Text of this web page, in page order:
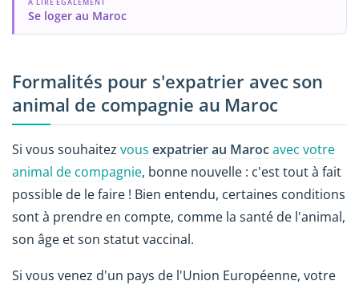
Se loger au Maroc
Formalités pour s'expatrier avec son
animal de compagnie au Maroc
Si vous souhaitez vous expatrier au Marocavec votre
animal de compagnie, bonne nouvelle : c'est tout à fait
possible de le faire ! Bien entendu, certaines conditions
sont à prendre en compte, comme la santé de l'animal,
son âge et son statut vaccinal.
Si vous venez d'un pays de l'Union Européenne, votre